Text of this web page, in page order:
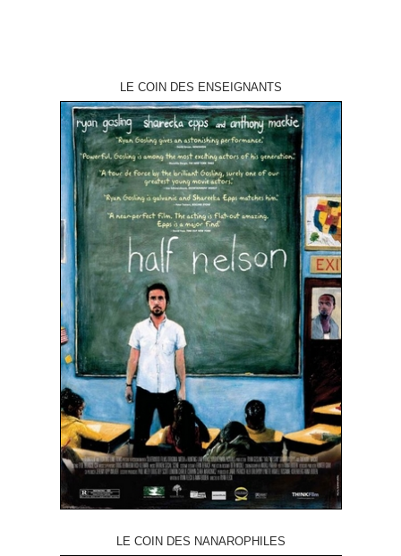
LE COIN DES ENSEIGNANTS
LE COIN DES NANAROPHILES